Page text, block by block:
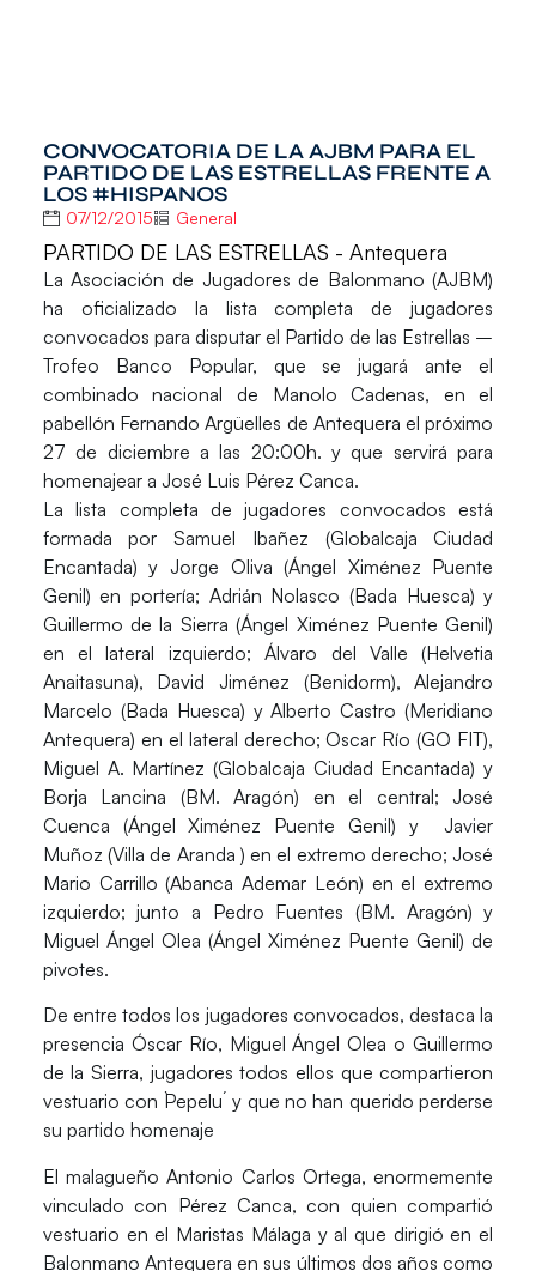
CONVOCATORIA DE LA AJBM PARA EL
PARTIDO DE LAS ESTRELLAS FRENTE A
LOS #HISPANOS
07/12/2015 General
PARTIDO DE LAS ESTRELLAS - Antequera
LaAsociación de Jugadores de Balonmano (AJBM)
ha oficializado la lista completa de jugadores
convocados para disputar el Partido de las Estrellas –
Trofeo Banco Popular, que se jugará ante el
combinado nacional de Manolo Cadenas, en el
pabellón Fernando Argüelles de Antequera el próximo
27 de diciembre a las 20:00h. y que servirá para
homenajear a José Luis Pérez Canca.
La lista completa de jugadores convocados está
formada porSamuel Ibañez (Globalcaja Ciudad
Encantada) y Jorge Oliva (Ángel Ximénez Puente
Genil) en portería; Adrián Nolasco (Bada Huesca) y
Guillermo de la Sierra (Ángel Ximénez Puente Genil)
en el lateral izquierdo;Álvaro del Valle (Helvetia
Anaitasuna), David Jiménez (Benidorm),Alejandro
Marcelo (Bada Huesca) yAlberto Castro (Meridiano
Antequera) en el lateral derecho;Oscar Río (GO FIT),
Miguel A. Martínez (Globalcaja Ciudad Encantada) y
Borja Lancina (BM. Aragón) en el central;José
Cuenca (Ángel Ximénez Puente Genil) yJavier
Muñoz (Villa de Aranda ) en el extremo derecho;José
Mario Carrillo (Abanca Ademar León) en el extremo
izquierdo; junto a Pedro Fuentes (BM. Aragón) y
Miguel Ángel Olea (Ángel Ximénez Puente Genil) de
pivotes.
De entre todos los jugadores convocados, destaca la
presencia Óscar Río, Miguel Ángel Olea oGuillermo
de la Sierra, jugadores todos ellos que compartieron
vestuario con `Pepelu´ y que no han querido perderse
su partido homenaje
El malagueñoAntonio Carlos Ortega, enormemente
vinculado con Pérez Canca, con quien compartió
vestuario en el Maristas Málaga y al que dirigió en el
Balonmano Antequera en sus últimos dos años como